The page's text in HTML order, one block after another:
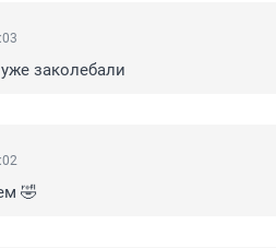
заколебали
🤣